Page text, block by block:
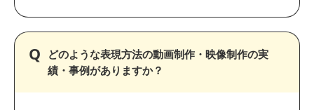
どのような表現方法の動画制作・映像制作の実
績・事例がありますか？